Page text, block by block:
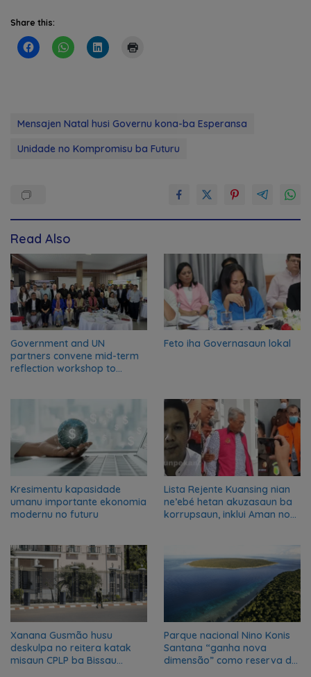
Share this:
Mensajen Natal husi Governu kona-ba Esperansa
Unidade no Kompromisu ba Futuru
Read Also
Government and UN
partners convene mid-term
reflection workshop to
Feto iha Governasaun lokal
Kresimentu kapasidade
umanu importante ekonomia
modernu no futuru
Lista Rejente Kuansing nian
ne’ebé hetan akuzasaun ba
korrupsaun, inklui Aman no
Xanana Gusmão husu
deskulpa no reitera katak
misaun CPLP ba Bissau
Parque nacional Nino Konis
Santana “ganha nova
dimensão” como reserva da